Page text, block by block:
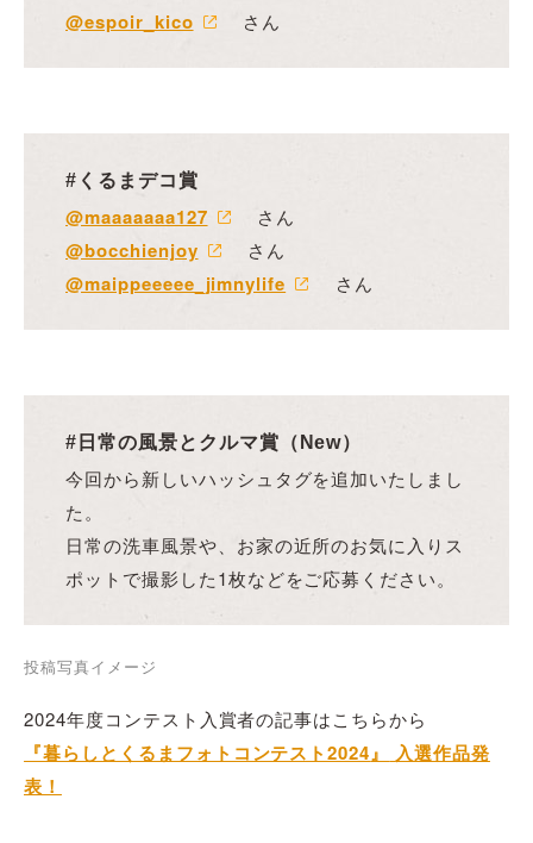
@uru_uru_gram さん
@maaaaaaa127 さん
@bocchienjoy さん
#日常の風景とクルマ賞（New）